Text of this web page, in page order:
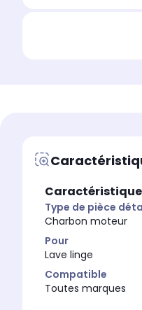
Type de pièce
Charbon moteur
Pour
Lave linge
Compatible
Toutes marques